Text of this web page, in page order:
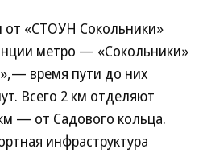
от «СТОУН Сокольники»
метро — «Сокольники»
время пути до них
Всего 2 км отделяют
— от Садового кольца.
инфраструктура